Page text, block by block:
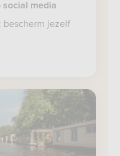
media
bescherm jezelf